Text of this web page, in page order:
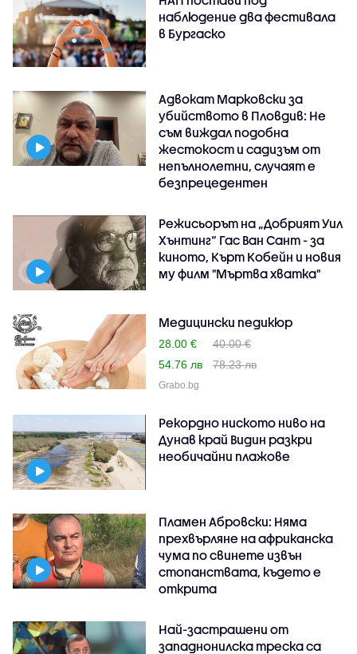
наблюдение два фестивала
в Бургаско
Адвокат Марковски за
убийството в Пловдив: Не
съм виждал подобна
жестокост и садизъм от
непълнолетни, случаят е
безпрецедентен
Режисьорът на „Добрият Уил
Хънтинг“ Гас Ван Сант - за
киното, Кърт Кобейн и новия
му филм "Мъртва хватка"
Медицински педикюр
28.00 €
40.00 €
54.76 лв
78.23 лв
Grabo.bg
Рекордно ниското ниво на
Дунав край Видин разкри
необичайни плажове
Пламен Абровски: Няма
прехвърляне на африканска
чума по свинете извън
стопанствата, където е
открита
Най-застрашени от
западнонилска треска са